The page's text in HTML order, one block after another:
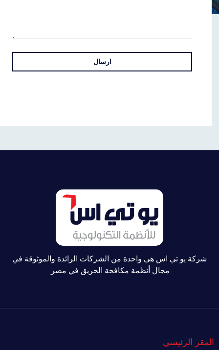
ارسال
شركة يو تي اس هي واحدة من الشركات الرائدة والموثوقة في
مجال أنظمة مكافحة الحريق في مصر.
الرئيسي